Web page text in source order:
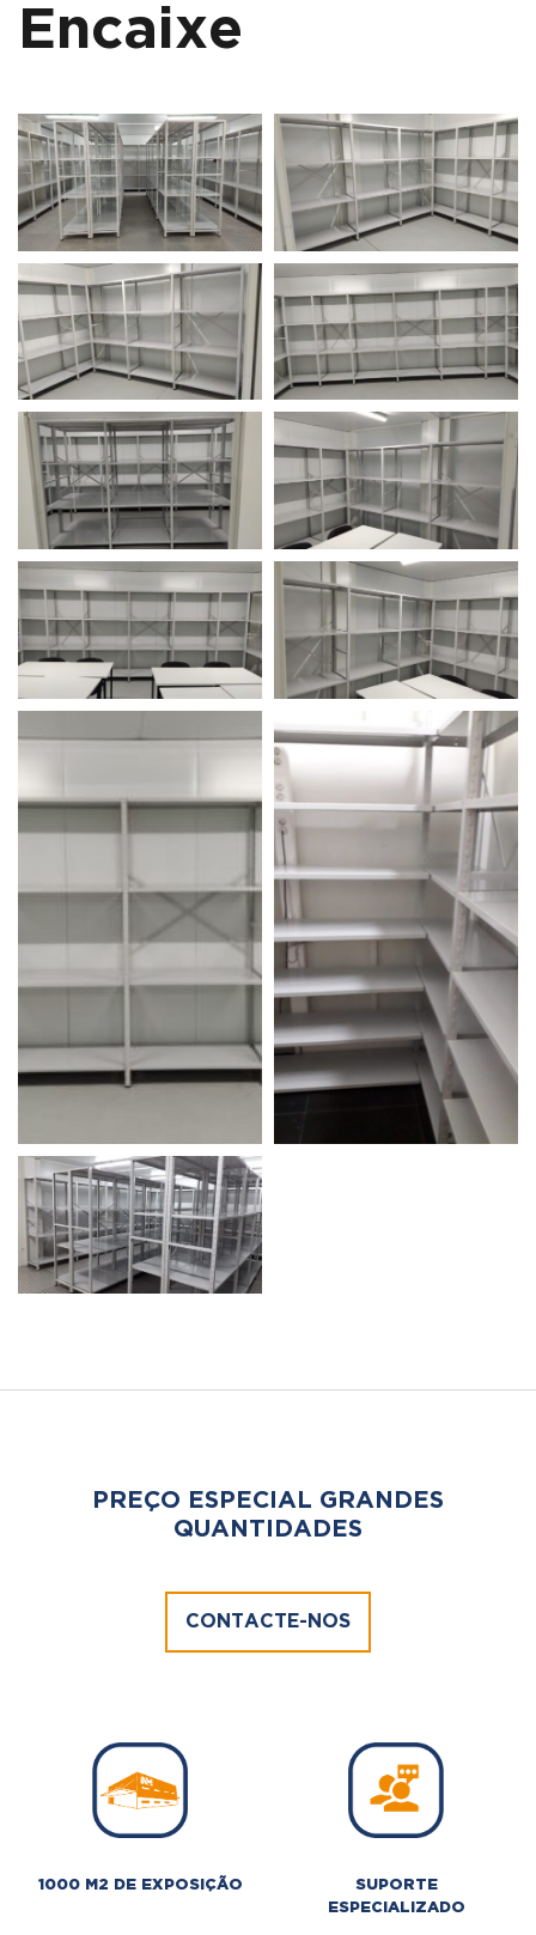
Encaixe
PREÇO ESPECIAL GRANDES
QUANTIDADES
CONTACTE-NOS
1000 M2 DE EXPOSIÇÃO
SUPORTE
ESPECIALIZADO